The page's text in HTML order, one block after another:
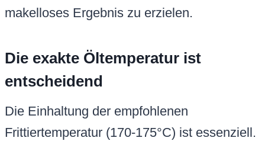
makelloses Ergebnis zu erzielen.
Die exakte Öltemperatur ist
entscheidend
Die Einhaltung der empfohlenen
Frittiertemperatur (170-175°C) ist essenziell.